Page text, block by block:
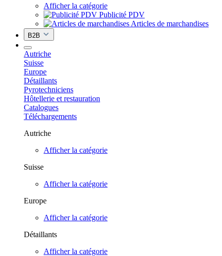
Afficher la catégorie
Publicité PDV
Articles de marchandises
B2B
Autriche
Suisse
Europe
Détaillants
Pyrotechniciens
Hôtellerie et restauration
Catalogues
Téléchargements
Autriche
Afficher la catégorie
Suisse
Afficher la catégorie
Europe
Afficher la catégorie
Détaillants
Afficher la catégorie